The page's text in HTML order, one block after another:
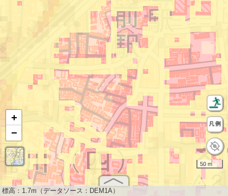
+
−
50 m
標高： 1.7m（データソース：DEM1A）